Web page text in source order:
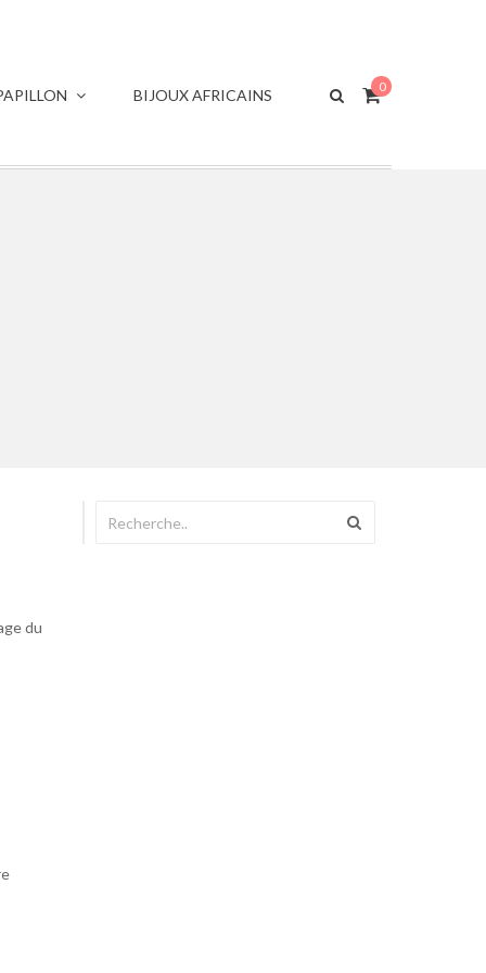
BIJOUX AFRICAINS 0
du